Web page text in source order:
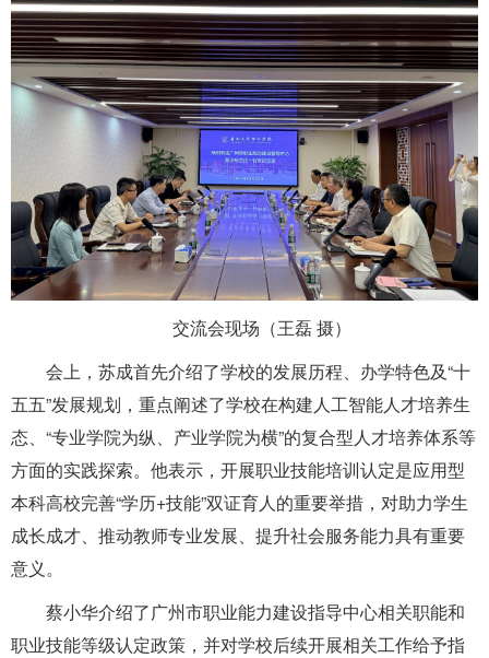
交流会现场（王磊 摄）
会上，苏成首先介绍了学校的发展历程、办学特色及“十
五五”发展规划，重点阐述了学校在构建人工智能人才培养生
态、“专业学院为纵、产业学院为横”的复合型人才培养体系等
方面的实践探索。他表示，开展职业技能培训认定是应用型
本科高校完善“学历+技能”双证育人的重要举措，对助力学生
成长成才、推动教师专业发展、提升社会服务能力具有重要
意义。
蔡小华介绍了广州市职业能力建设指导中心相关职能和
职业技能等级认定政策，并对学校后续开展相关工作给予指